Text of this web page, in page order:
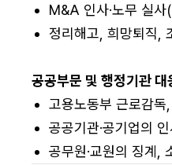
M&A 인사·노무 실
정리해고, 희망퇴직,
공공부문 및 행정기관 대
고용노동부 근로감독
공공기관·공기업의
공무원·교원의 징계,